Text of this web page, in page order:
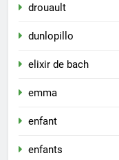
drouault
dunlopillo
elixir de bach
emma
enfant
enfants